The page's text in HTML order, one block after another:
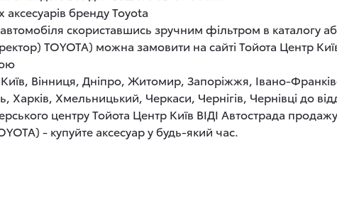
аксесуарів бренду Toyota
скориставшись зручним фільтром в каталогу
TOYOTA) можна замовити на сайті Тойота Центр
Київ, Вінниця, Дніпро, Житомир, Запоріжжя, Івано-
Хмельницький, Черкаси, Чернігів, Чернівці до
центру Тойота Центр Київ ВІДІ Автострада
- купуйте аксесуар у будь-який час.